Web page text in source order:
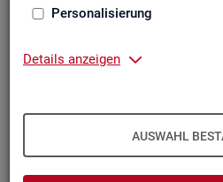
Personalisierung
Details anzeigen
AUSWAHL
Ab­gangs­ra­te
tungs­be­rech­tig­te
Leis­tungs­be­rech­tig­te
Ab­gangs­ra­te von
emp­fän­gern